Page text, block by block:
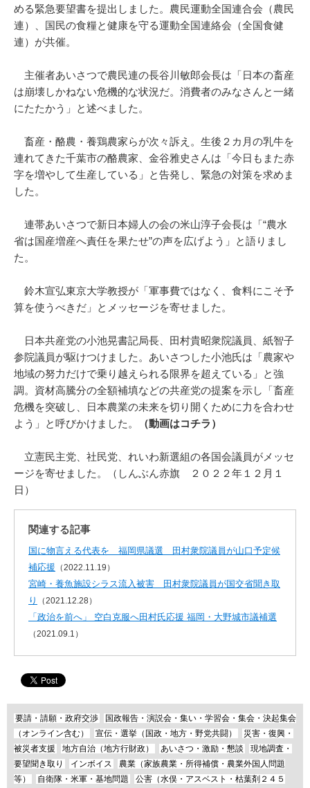
める緊急要望書を提出しました。農民運動全国連合会（農民
連）、国民の食糧と健康を守る運動全国連絡会（全国食健
連）が共催。
主催者あいさつで農民連の長谷川敏郎会長は「日本の畜産
は崩壊しかねない危機的な状況だ。消費者のみなさんと一緒
にたたかう」と述べました。
畜産・酪農・養鶏農家らが次々訴え。生後２カ月の乳牛を
連れてきた千葉市の酪農家、金谷雅史さんは「今日もまた赤
字を増やして生産している」と告発し、緊急の対策を求めま
した。
連帯あいさつで新日本婦人の会の米山淳子会長は「“農水
省は国産増産へ責任を果たせ”の声を広げよう」と語りまし
た。
鈴木宣弘東京大学教授が「軍事費ではなく、食料にこそ予
算を使うべきだ」とメッセージを寄せました。
日本共産党の小池晃書記局長、田村貴昭衆院議員、紙智子
参院議員が駆けつけました。あいさつした小池氏は「農家や
地域の努力だけで乗り越えられる限界を超えている」と強
調。資材高騰分の全額補填などの共産党の提案を示し「畜産
危機を突破し、日本農業の未来を切り開くために力を合わせ
よう」と呼びかけました。
（動画はコチラ）
立憲民主党、社民党、れいわ新選組の各国会議員がメッセ
ージを寄せました。（しんぶん赤旗 ２０２２年１２月１
日）
関連する記事
国に物言える代表を 福岡県議選 田村衆院議員が山口予定候
補応援 （2022.11.19）
宮崎・養魚施設シラス流入被害 田村衆院議員が国交省聞き取
り
（2021.12.28）
「政治を前へ」 空白克服へ田村氏応援 福岡・大野城市議補選
（2021.09.1）
要請・請願・政府交渉
国政報告・演説会・集い・学習会・集会・決起集会
（オンライン含む）
宣伝・選挙（国政・地方・野党共闘）
災害・復興・
被災者支援
地方自治（地方行財政） あいさつ・激励・懇談
現地調査・
要望聞き取り
インボイス
農業（家族農業・所得補償・農業外国人問題
等）
自衛隊・米軍・基地問題
公害（水俣・アスベスト・枯葉剤２４５